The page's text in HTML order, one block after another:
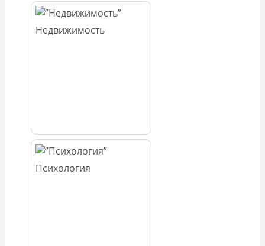
Недвижимость
Психология